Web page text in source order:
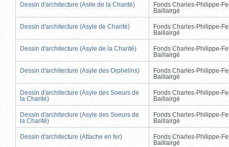
Dessin d'architecture (Asile de la Charité)
Fonds Charles-Philippe-
Baillairgé
Dessin d'architecture (Asyle de Charité)
Fonds Charles-Philippe-
Baillairgé
Dessin d'architecture (Asyle de la Charité)
Fonds Charles-Philippe-
Baillairgé
Dessin d'architecture (Asyle des Orphelins)
Fonds Charles-Philippe-
Baillairgé
Dessin d'architecture (Asyle des Soeurs de
la Charité)
Fonds Charles-Philippe-
Baillairgé
Dessin d'architecture (Asyle des Soeurs de
la Charité)
Fonds Charles-Philippe-
Baillairgé
Dessin d'architecture (Attache en fer)
Fonds Charles-Philippe-
Baillairgé